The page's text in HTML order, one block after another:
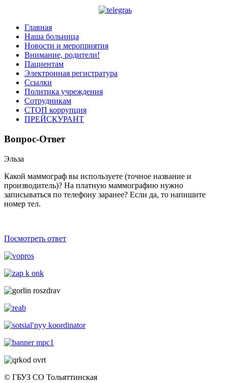
Главная
Наша больница
Новости и мероприятия
Внимание, родители!
Пациентам
Электронная регистратура
Ссылки
Политика учреждения
Сотрудникам
СТОП коррупция
ПРЕЙСКУРАНТ
Вопрос-Ответ
Эльза
Какой маммограф вы используете (точное название и
производитель)? На платную маммографию нужно
записываться по телефону заранее? Если да, то напишите
номер тел.
Посмотреть ответ
© ГБУЗ СО Тольяттинская